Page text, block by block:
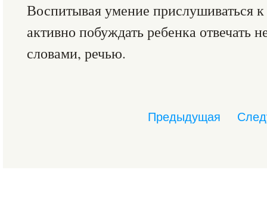
Воспитывая умение прислушиваться к
активно побуждать ребенка отвечать
словами, речью.
Предыдущая